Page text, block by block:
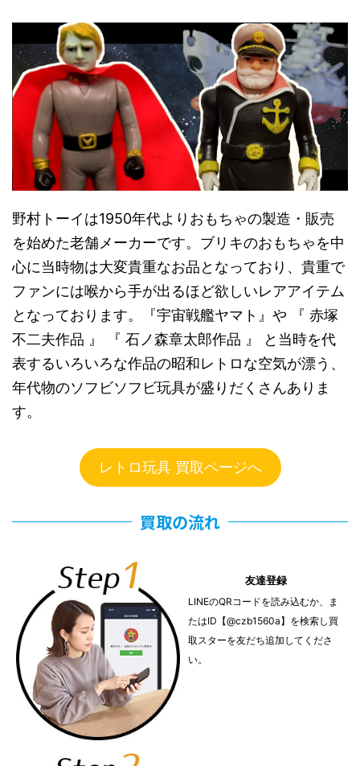
野村トーイは1950年代よりおもちゃの製造・販売
を始めた老舗メーカーです。ブリキのおもちゃを中
心に当時物は大変貴重なお品となっており、貴重で
ファンには喉から手が出るほど欲しいレアアイテム
となっております。『宇宙戦艦ヤマト』や 『 赤塚
不二夫作品 』 『 石ノ森章太郎作品 』 と当時を代
表するいろいろな作品の昭和レトロな空気が漂う、
年代物のソフビソフビ玩具が盛りだくさんありま
す。
レトロ玩具 買取ページへ
買取の流れ
友達登録
LINEのQRコードを読み込むか、ま
たはID【@czb1560a】を検索し買
取スターを友だち追加してくださ
い。